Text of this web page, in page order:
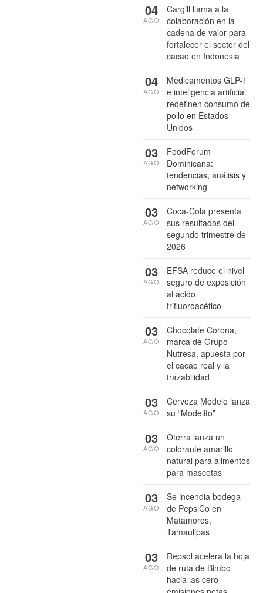
Cargill llama a la
colaboración en la
cadena de valor para
fortalecer el sector del
cacao en Indonesia
04
AGO
Medicamentos GLP-1
e inteligencia artificial
redefinen consumo de
pollo en Estados
Unidos
04
AGO
FoodForum
Dominicana:
tendencias, análisis y
networking
03
AGO
Coca-Cola presenta
sus resultados del
segundo trimestre de
2026
03
AGO
EFSA reduce el nivel
seguro de exposición
al ácido
trifluoroacético
03
AGO
Chocolate Corona,
marca de Grupo
Nutresa, apuesta por
el cacao real y la
trazabilidad
03
AGO
Cerveza Modelo lanza
su “Modelito”
03
AGO
Oterra lanza un
colorante amarillo
natural para alimentos
para mascotas
03
AGO
Se incendia bodega
de PepsiCo en
Matamoros,
Tamaulipas
03
AGO
Repsol acelera la hoja
de ruta de Bimbo
hacia las cero
03
AGO